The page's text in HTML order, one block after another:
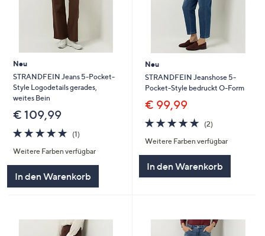
anzuzeigen.
Neu
STRANDFEIN Jeans 5-Pocket-
Style Logodetails gerades,
weites Bein
€ 109,99
5.0
von
5
(1)1
Weitere Farben verfügbar
In den Warenkorb
Neu
STRANDFEIN Jeanshose 5-
Pocket-Style bedruckt O-Form
€ 99,99
5.0
von
5
(2)2
Weitere Farben verfügbar
In den Warenkorb